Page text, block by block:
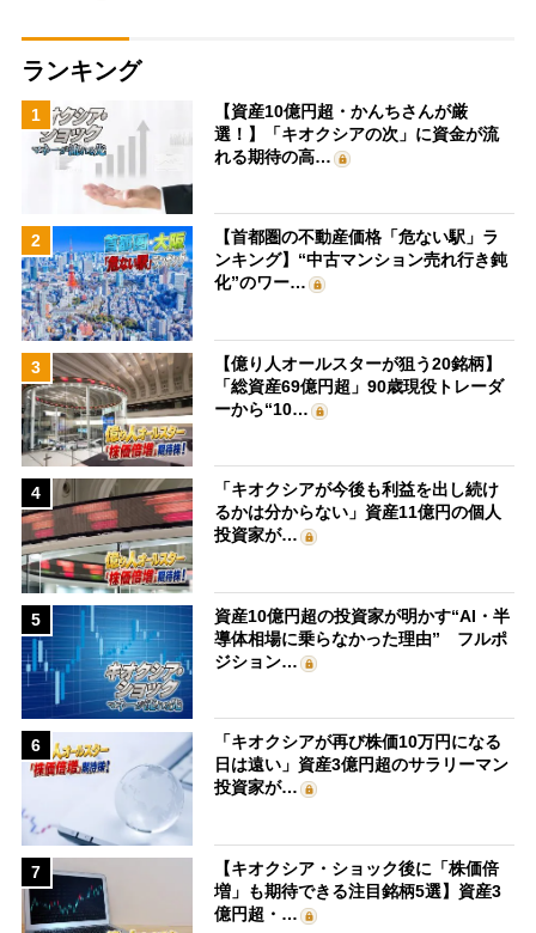
ランキング
1
【資産10億円超・かんちさんが厳
選！】「キオクシアの次」に資金が流
れる期待の高…
2
【首都圏の不動産価格「危ない駅」ラ
ンキング】“中古マンション売れ行き鈍
化”のワー…
3
【億り人オールスターが狙う20銘柄】
「総資産69億円超」90歳現役トレーダ
ーから“10…
4
「キオクシアが今後も利益を出し続け
るかは分からない」資産11億円の個人
投資家が…
5
資産10億円超の投資家が明かす“AI・半
導体相場に乗らなかった理由” フルポ
ジション…
6
「キオクシアが再び株価10万円になる
日は遠い」資産3億円超のサラリーマン
投資家が…
7
【キオクシア・ショック後に「株価倍
増」も期待できる注目銘柄5選】資産3
億円超・…